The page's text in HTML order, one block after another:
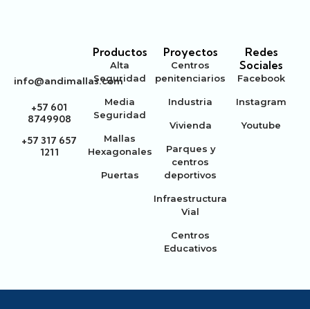
info@andimallas.com
+57 601
8749908
+57 317 657
1211
Productos
Alta
Seguridad
Media
Seguridad
Mallas
Hexagonales
Puertas
Proyectos
Centros
penitenciarios
Industria
Vivienda
Parques y
centros
deportivos
Infraestructura
Vial
Centros
Educativos
Redes
Sociales
Facebook
Instagram
Youtube